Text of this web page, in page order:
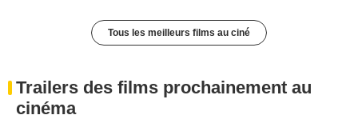
Tous les meilleurs films au ciné
Trailers des films prochainement au
cinéma